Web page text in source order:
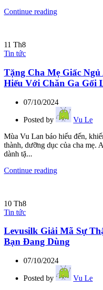
Continue reading
11 Th8
Tin tức
Tặng Cha Mẹ Giấc
Hiếu Với Chăn Ga Gối
07/10/2024
Posted by
Vu Le
Mùa Vu Lan báo hiếu đến,
thành, dưỡng dục của cha mẹ.
dành tặ...
Continue reading
10 Th8
Tin tức
Levusilk Giải Mã Sự
Bạn Đang Dùng
07/10/2024
Posted by
Vu Le